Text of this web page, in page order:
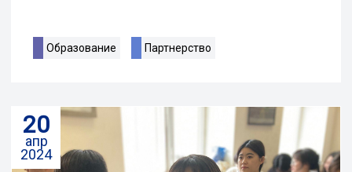
Образование Партнерство
20
апр
2024